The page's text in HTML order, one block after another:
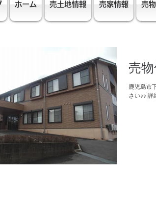
ホーム 売土地情報 売家情報 売
売
鹿児島市
さい♪♪ 詳